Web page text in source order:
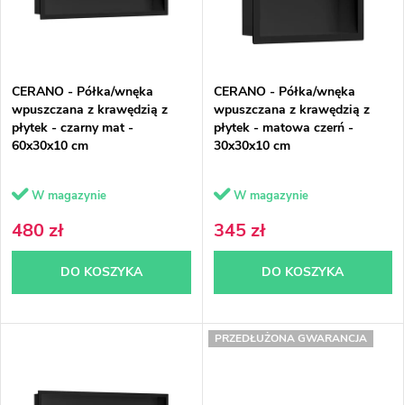
n
i
e
p
r
o
d
u
r
o
d
u
k
t
ó
CERANO - Półka/wnęka
wpuszczana z krawędzią z
płytek - czarny mat -
60x30x10 cm
W magazynie
480 zł
DO KOSZYKA
CERANO - Półka/wnęka
wpuszczana z krawędzią z
płytek - matowa czerń -
30x30x10 cm
W magazynie
345 zł
DO KOSZYKA
PRZEDŁUŻONA GWARANCJA